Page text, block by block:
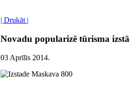
| Drukāt |
Novadu popularizē tūrisma
03 Aprīlis 2014.